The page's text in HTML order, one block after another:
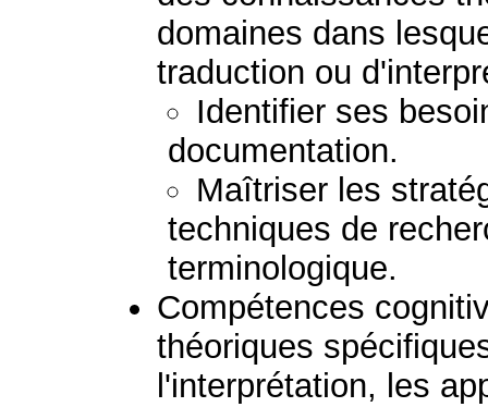
domaines dans
traduction ou
Identifier ses
documentation.
Maîtriser les
techniques de
terminologique.
Compétences
théoriques
l'interprétation, les